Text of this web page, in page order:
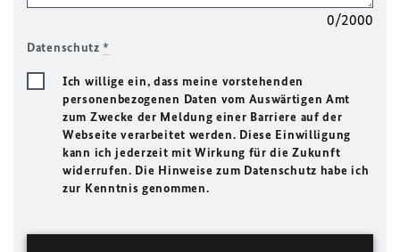
0/2000
Datenschutz*
Ich willige ein, dass meine vorstehenden
personenbezogenen Daten vom Auswärtigen Amt
zum Zwecke der Meldung einer Barriere auf der
Webseite verarbeitet werden. Diese Einwilligung
kann ich jederzeit mit Wirkung für die Zukunft
widerrufen. Die Hinweise zum Datenschutz habe ich
zur Kenntnis genommen.